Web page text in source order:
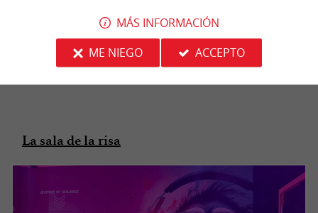
relajemos y repetimos el ejercicio. Esta vez, no
hay más pétalos rojos: nos encontramos ante
una hermosa flor de color claro.
La sala de la risa
MÁS INFORMACIÓN
ME NIEGO
ACCEPTO